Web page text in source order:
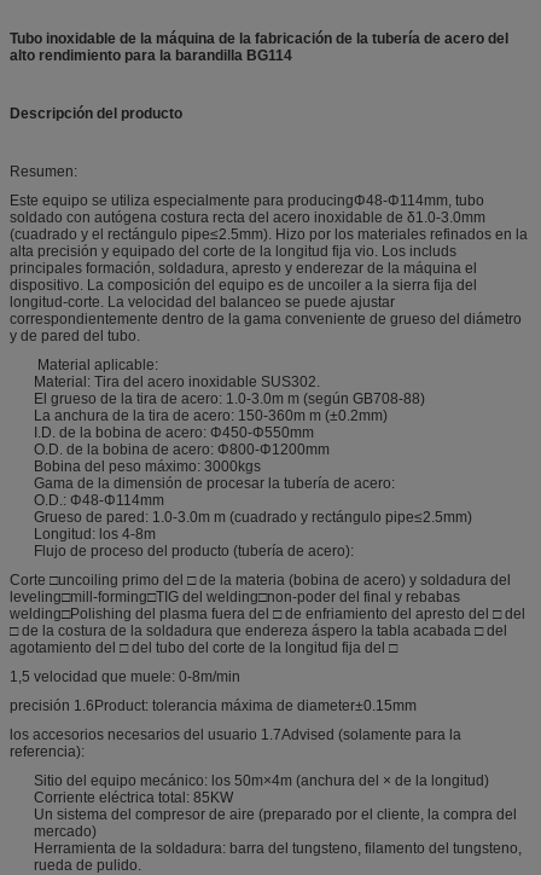
Tubo inoxidable de la máquina de la fabricación de la tubería de acero del
alto rendimiento para la barandilla BG114
Descripción del producto
Resumen:
Este equipo se utiliza especialmente para producingΦ48-Φ114mm, tubo
soldado con autógena costura recta del acero inoxidable de δ1.0-3.0mm
(cuadrado y el rectángulo pipe≤2.5mm). Hizo por los materiales refinados en la
alta precisión y equipado del corte de la longitud fija vio. Los includs
principales formación, soldadura, apresto y enderezar de la máquina el
dispositivo. La composición del equipo es de uncoiler a la sierra fija del
longitud-corte. La velocidad del balanceo se puede ajustar
correspondientemente dentro de la gama conveniente de grueso del diámetro
y de pared del tubo.
Material aplicable:
Material: Tira del acero inoxidable SUS302.
El grueso de la tira de acero: 1.0-3.0m m (según GB708-88)
La anchura de la tira de acero: 150-360m m (±0.2mm)
I.D. de la bobina de acero: Φ450-Φ550mm
O.D. de la bobina de acero: Φ800-Φ1200mm
Bobina del peso máximo: 3000kgs
Gama de la dimensión de procesar la tubería de acero:
O.D.: Φ48-Φ114mm
Grueso de pared: 1.0-3.0m m (cuadrado y rectángulo pipe≤2.5mm)
Longitud: los 4-8m
Flujo de proceso del producto (tubería de acero):
Corte □uncoiling primo del □ de la materia (bobina de acero) y soldadura del
leveling□mill-forming□TIG del welding□non-poder del final y rebabas
welding□Polishing del plasma fuera del □ de enfriamiento del apresto del □ del
□ de la costura de la soldadura que endereza áspero la tabla acabada □ del
agotamiento del □ del tubo del corte de la longitud fija del □
1,5 velocidad que muele: 0-8m/min
precisión 1.6Product: tolerancia máxima de diameter±0.15mm
los accesorios necesarios del usuario 1.7Advised (solamente para la
referencia):
Sitio del equipo mecánico: los 50m×4m (anchura del × de la longitud)
Corriente eléctrica total: 85KW
Un sistema del compresor de aire (preparado por el cliente, la compra del
mercado)
Herramienta de la soldadura: barra del tungsteno, filamento del tungsteno,
rueda de pulido.